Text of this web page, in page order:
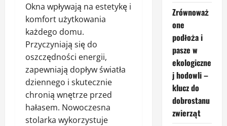
Okna wpływają na estetykę i
komfort użytkowania
każdego domu.
Przyczyniają się do
oszczędności energii,
zapewniają dopływ światła
dziennego i skutecznie
chronią wnętrze przed
hałasem. Nowoczesna
stolarka wykorzystuje
Zrównoważ
one
podłoża i
pasze w
ekologiczne
j hodowli –
klucz do
dobrostanu
zwierząt